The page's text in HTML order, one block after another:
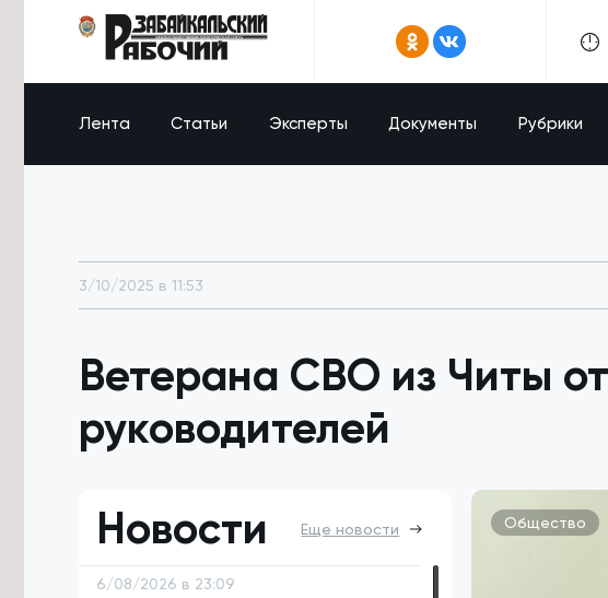
Лента Статьи Эксперты Документы Рубрики
3/10/2025 в 11:53
Ветерана СВО из Читы
руководителей
Новости
Еще новости
6/08/2026 в 23:09
Общество